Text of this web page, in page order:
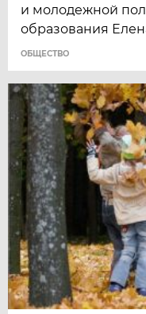
и молодежной
образования
ОБЩЕСТВО